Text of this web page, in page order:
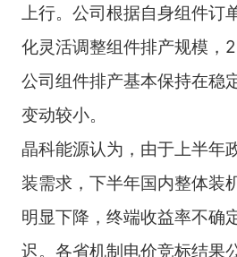
上行。公司根据自身组件订
化灵活调整组件排产规模，
公司组件排产基本保持在稳
变动较小。
晶科能源认为，由于上半年
装需求，下半年国内整体装
明显下降，终端收益率不确
迟。各省机制电价竞标结果